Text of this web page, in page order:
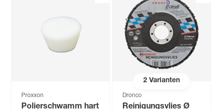
Proxxon
Polierschwamm hart
2Varianten
Dronco
Reinigungsvlies Ø